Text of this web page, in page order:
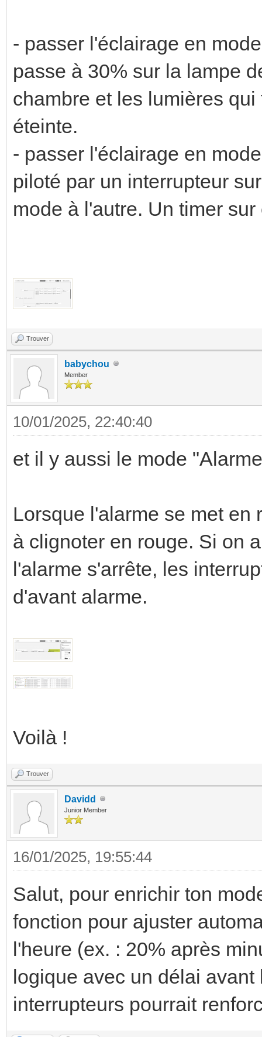
- passer l'éclairage en
passe à 30% sur la lampe
chambre et les lumières
éteinte.
- passer l'éclairage en
piloté par un interrupteur
mode à l'autre. Un timer
Trouver
babychou
Member
10/01/2025, 22:40:40
et il y aussi le mode
Lorsque l'alarme se met en
à clignoter en rouge. Si on
l'alarme s'arrête, les
d'avant alarme.
Voilà !
Trouver
Davidd
Junior Member
16/01/2025, 19:55:44
Salut, pour enrichir ton
fonction pour ajuster
l'heure (ex. : 20% après
logique avec un délai
interrupteurs pourrait